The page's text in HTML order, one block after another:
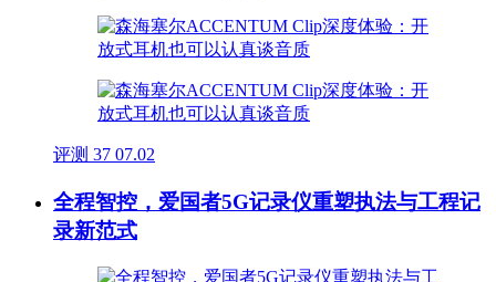
评测 37 07.02
全程智控，爱国者5G记录仪重塑执法与工程记
录新范式